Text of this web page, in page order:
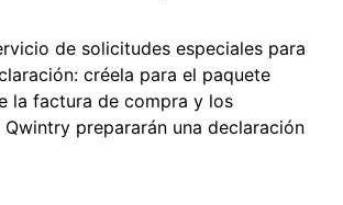
de solicitudes especiales para
créela para el paquete
la factura de compra y los
prepararán una declaración